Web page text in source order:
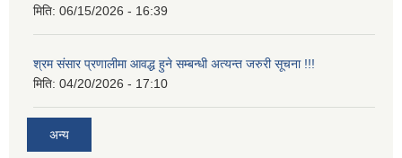
मिति: 06/15/2026 - 16:39
श्रम संसार प्रणालीमा आवद्ध हुने सम्बन्धी अत्यन्त जरुरी सूचना !!!
मिति: 04/20/2026 - 17:10
अन्य